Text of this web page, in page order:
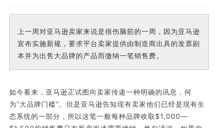
上一周对亚马逊卖家来说是很伤脑筋的一周，因为亚马逊
宣布实施新规，要求平台卖家提供由制造商出具的发票副
本并为出售大品牌的产品而缴纳一笔销售费。
如今看来，亚马逊正试图向卖家传递一种明确的讯息，何
为“大品牌门槛”。但是亚马逊告知现有卖家他们已经是现有生
态系统的一部分，所以这笔一般每种品牌收取$1,000—